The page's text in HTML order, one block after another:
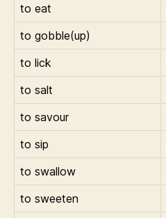
to eat
to gobble(up)
to lick
to salt
to savour
to sip
to swallow
to sweeten